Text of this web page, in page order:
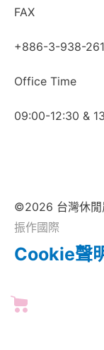
FAX
+886-3-938-
Office Time
09:00-12:30 &
©2026 台灣休閒
振作國際
Cookie聲